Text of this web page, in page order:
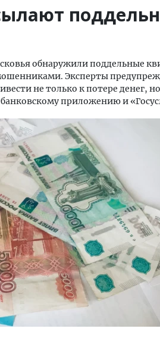
обнаружили поддельные
Эксперты
не только к потере денег,
приложению и
с
Смелость архитектурных
Генеральный директор
ЗИАС — об эстетике
трендах в фасадах и